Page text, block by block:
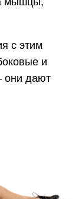
с этим
и
они дают